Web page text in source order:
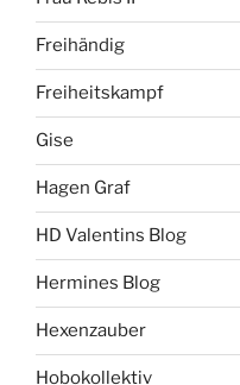
Freihändig
Freiheitskampf
Gise
Hagen Graf
HD Valentins Blog
Hermines Blog
Hexenzauber
Hobokollektiv